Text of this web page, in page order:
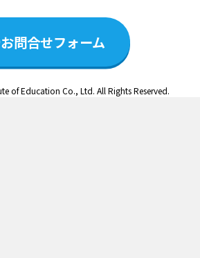
お問合せフォーム
of Education Co., Ltd. All Rights Reserved.